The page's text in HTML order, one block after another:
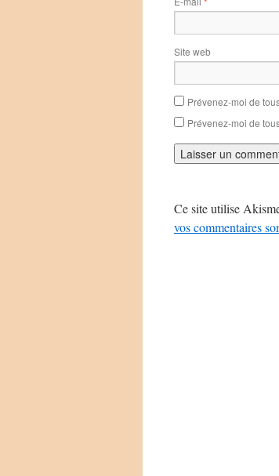
Site web
Prévenez-moi de
Prévenez-moi de
Ce site utilise
vos commentaires